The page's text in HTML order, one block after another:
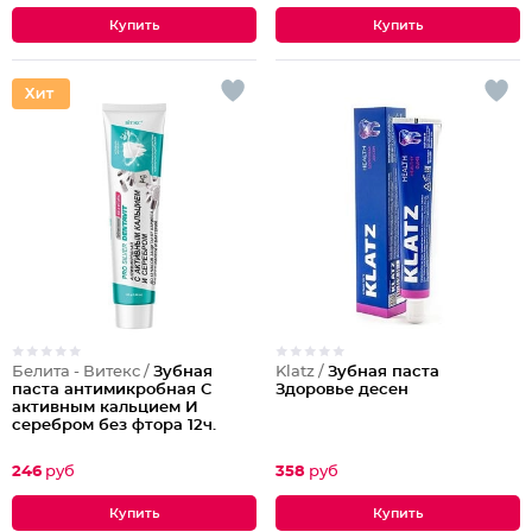
Белита - Витекс / Зубная
паста антимикробная С
активным кальцием И
серебром без фтора 12ч.
246 руб
Klatz / Зубная паста
Здоровье десен
358 руб